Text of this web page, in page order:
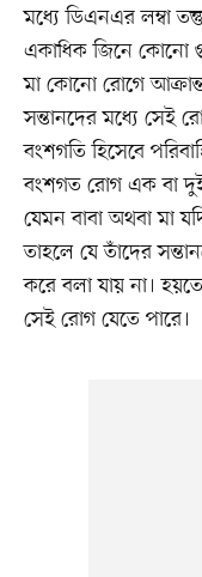
মধ্যে ডিএনএর লম্বা
একাধিক জিনে কোনো
মা কোনো রোগে
সন্তানদের মধ্যে সেই
বংশগতি হিসেবে
বংশগত রোগ এক বা দুই
যেমন বাবা অথবা মা
তাহলে যে তাঁদের
করে বলা যায় না।
সেই রোগ যেতে পারে।